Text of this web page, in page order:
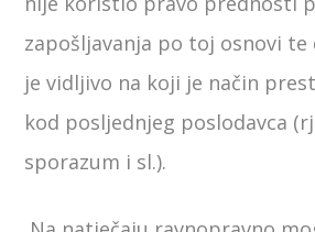
zapošljavanja po toj osnovi te
je vidljivo na koji je način
kod posljednjeg poslodavca
sporazum i sl.).